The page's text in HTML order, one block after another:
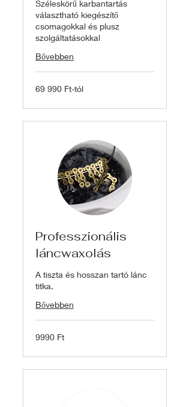
Széleskörű karbantartás
választható kiegészítő
csomagokkal és plusz
szolgáltatásokkal
Bővebben
69
990
69 990 Ft-tól
Professzionális
láncwaxolás
A tiszta és hosszan tartó lánc
titka.
Bővebben
9990
magyar
9990 Ft